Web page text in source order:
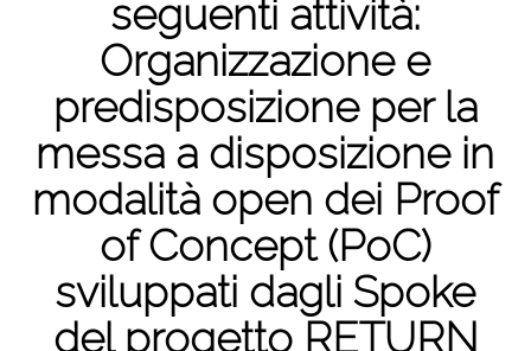
seguenti attività:
Organizzazione e
predisposizione per la
messa a disposizione in
modalità open dei Proof
of Concept (PoC)
sviluppati dagli Spoke
del progetto RETURN